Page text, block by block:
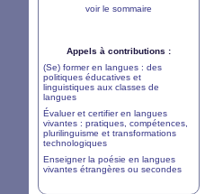
voir le sommaire
Appels à contributions :
(Se) former en langues : des
politiques éducatives et
linguistiques aux classes de
langues
Évaluer et certifier en langues
vivantes : pratiques, compétences,
plurilinguisme et transformations
technologiques
Enseigner la poésie en langues
vivantes étrangères ou secondes